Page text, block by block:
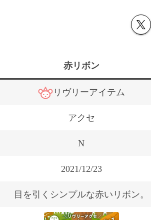
赤リボン
リヴリーアイテム
アクセ
N
2021/12/23
目を引くシンプルな赤いリボン。